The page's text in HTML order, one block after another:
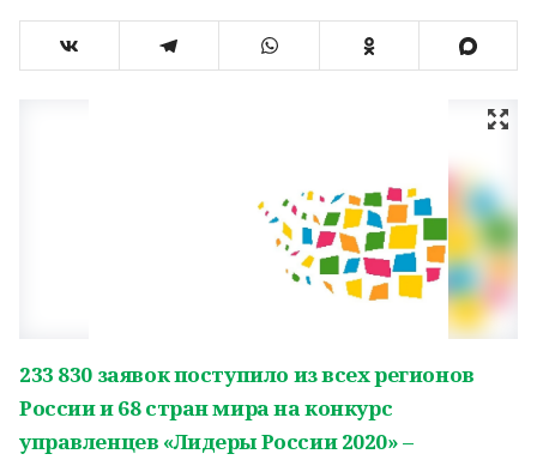
233 830 заявок поступило из всех регионов
России и 68 стран мира на конкурс
управленцев «Лидеры России 2020» –